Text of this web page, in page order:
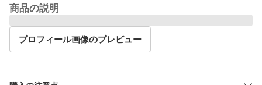
商品の説明
プロフィール画像のプレビュー